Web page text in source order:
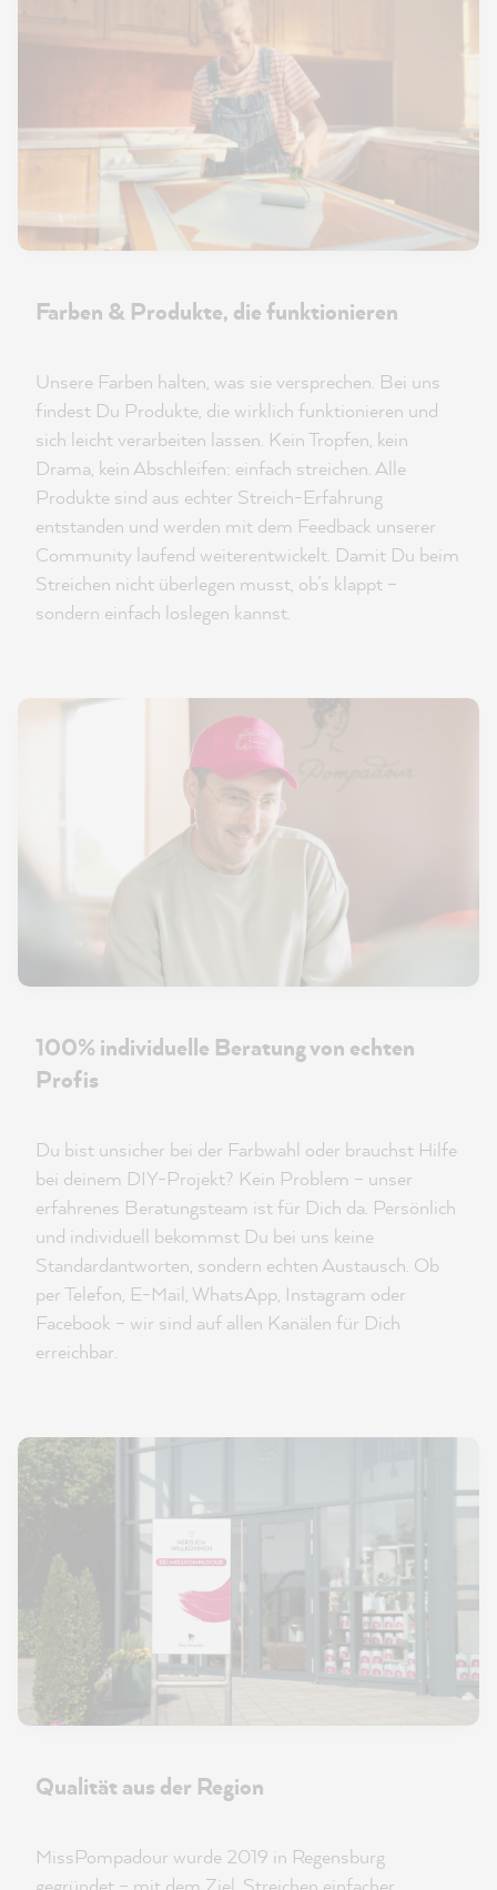
Farben & Produkte, die funktionieren
Unsere Farben halten, was sie versprechen. Bei uns
findest Du Produkte, die wirklich funktionieren und
sich leicht verarbeiten lassen. Kein Tropfen, kein
Drama, kein Abschleifen: einfach streichen. Alle
Produkte sind aus echter Streich-Erfahrung
entstanden und werden mit dem Feedback unserer
Community laufend weiterentwickelt. Damit Du beim
Streichen nicht überlegen musst, ob’s klappt –
sondern einfach loslegen kannst.
100% individuelle Beratung von echten
Profis
Du bist unsicher bei der Farbwahl oder brauchst Hilfe
bei deinem DIY-Projekt? Kein Problem – unser
erfahrenes Beratungsteam ist für Dich da. Persönlich
und individuell bekommst Du bei uns keine
Standardantworten, sondern echten Austausch. Ob
per Telefon, E-Mail, WhatsApp, Instagram oder
Facebook – wir sind auf allen Kanälen für Dich
erreichbar.
Qualität aus der Region
MissPompadour wurde 2019 in Regensburg
gegründet – mit dem Ziel, Streichen einfacher,